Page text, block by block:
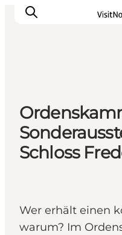
Highlights
Erlebnisse
Geschmack
Unterkünfte
Schloss
Wer erhält einen
warum? Im